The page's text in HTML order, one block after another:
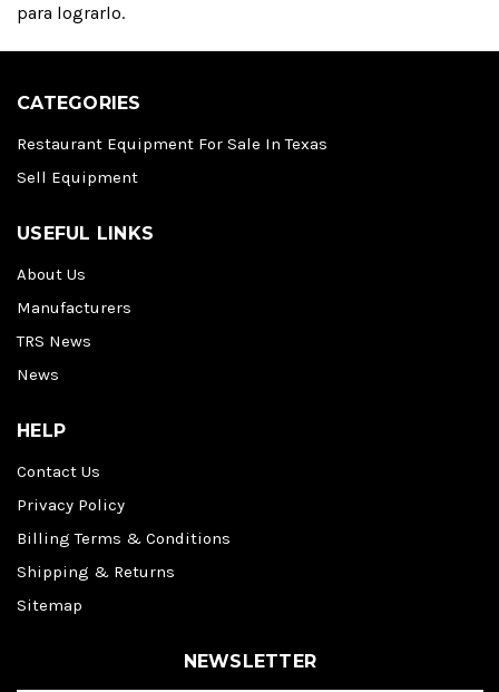
para lograrlo.
CATEGORIES
Restaurant Equipment For Sale In Texas
Sell Equipment
USEFUL LINKS
About Us
Manufacturers
TRS News
News
HELP
Contact Us
Privacy Policy
Billing Terms & Conditions
Shipping & Returns
Sitemap
NEWSLETTER